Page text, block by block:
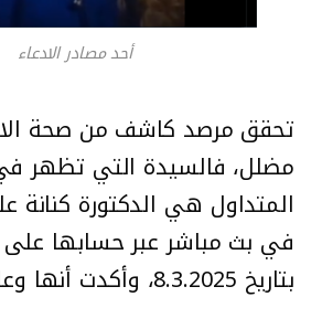
أحد مصادر الادعاء
تحقق مرصد كاشف من صحة
مضلل، فالسيدة التي تظهر
المتداول هي الدكتورة كنانة
في بث مباشر عبر حسابها على
بتاريخ 8.3.2025، وأكدت أنها وعائلتها بخير.